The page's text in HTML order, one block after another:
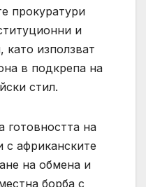
прокуратури
и
като използват
в подкрепа на
стил.
готовността на
с африканските
на обмена и
борба с